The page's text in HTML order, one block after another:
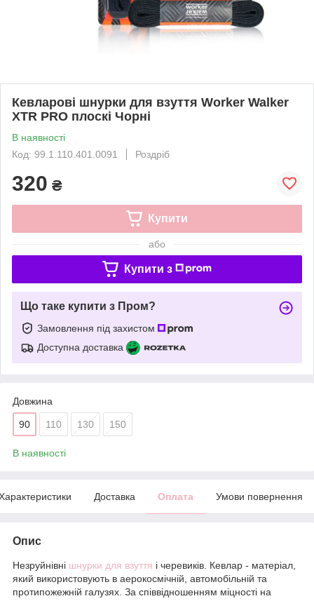
Кевларові шнурки для взуття Worker Walker
XTR PRO плоскі Чорні
В наявності
Код: 99.1.110.401.0091
Роздріб
320 ₴
Купити
або
Купити з
Що таке купити з Пром?
Замовлення під захистом
Доступна доставка
Довжина
90 110 130 150
В наявності
Доставка Оплата Умови повернення
Опис
Незруйнівні шнурки для взуття і черевиків. Кевлар - матеріал,
який використовують в аерокосмічній, автомобільній та
протипожежній галузях. За співвідношенням міцності на